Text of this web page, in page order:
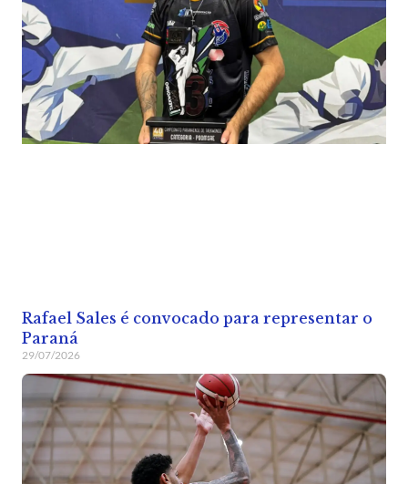
Rafael Sales é convocado para representar o
Paraná
29/07/2026